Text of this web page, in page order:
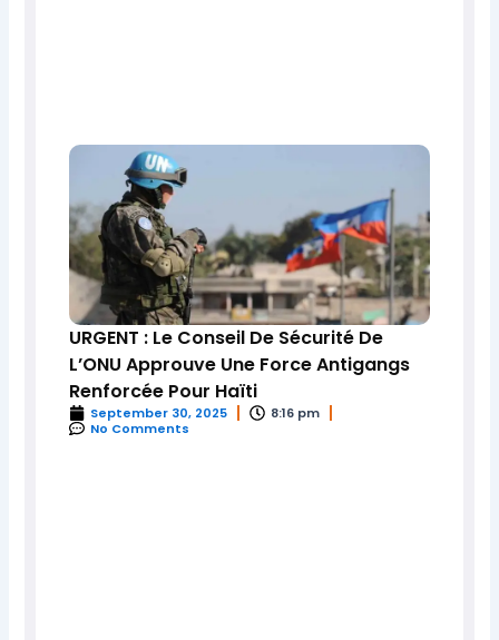
URGENT : Le Conseil De Sécurité De
L’ONU Approuve Une Force Antigangs
Renforcée Pour Haïti
September 30, 2025
8:16 pm
No Comments